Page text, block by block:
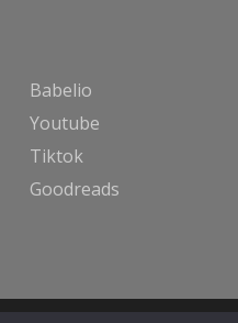
Babelio
Youtube
Tiktok
Goodreads